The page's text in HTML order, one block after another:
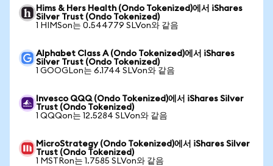
Hims & Hers Health (Ondo Tokenized)에서 iShares
Silver Trust (Ondo Tokenized)
1 HIMSon는 0.544779 SLVon와 같음
Alphabet Class A (Ondo Tokenized)에서 iShares
Silver Trust (Ondo Tokenized)
1 GOOGLon는 6.1744 SLVon와 같음
Invesco QQQ (Ondo Tokenized)에서 iShares Silver
Trust (Ondo Tokenized)
1 QQQon는 12.5284 SLVon와 같음
MicroStrategy (Ondo Tokenized)에서 iShares Silver
Trust (Ondo Tokenized)
1 MSTRon는 1.7585 SLVon와 같음